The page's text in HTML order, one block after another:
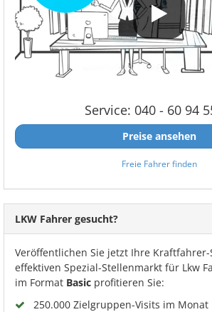
Service: 040 - 60 94
Preise ansehen
Freie Fahrer finden
LKW Fahrer gesucht?
Veröffentlichen Sie jetzt Ihre
effektiven Spezial-Stellenmarkt für Lkw
im Format Basic profitieren Sie:
250.000 Zielgruppen-Visits im Monat